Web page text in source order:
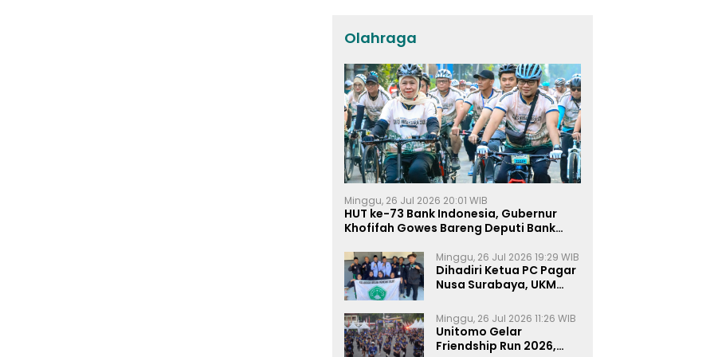
Olahraga
Minggu, 26 Jul 2026 20:01 WIB
HUT ke-73 Bank Indonesia, Gubernur
Khofifah Gowes Bareng Deputi Bank
Minggu, 26 Jul 2026 19:29 WIB
Dihadiri Ketua PC Pagar
Nusa Surabaya, UKM
Sahkan Anggota Baru
Minggu, 26 Jul 2026 11:26 WIB
Unitomo Gelar
Friendship Run 2026,